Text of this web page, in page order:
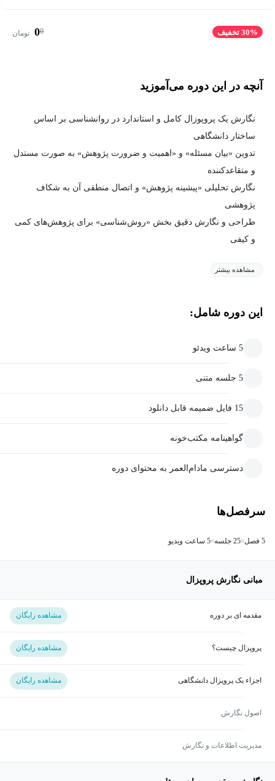
30% تخفیف 0
0 تومان
آنچه در این دوره می‌آموزید
نگارش یک پروپوزال کامل و استاندارد در روانشناسی بر اساس
ساختار دانشگاهی
تدوین «بیان مسئله» و «اهمیت و ضرورت پژوهش» به صورت مستدل
و متقاعدکننده
نگارش تحلیلی «پیشینه پژوهش» و اتصال منطقی آن به شکاف
پژوهشی
طراحی و نگارش دقیق بخش «روش‌شناسی» برای پژوهش‌های کمی
و کیفی
مشاهده بیشتر
این دوره شامل:
5 ساعت ویدئو
5 جلسه متنی
15 فایل ضمیمه قابل دانلود
گواهینامه مکتب‌خونه
دسترسی مادام‌العمر به محتوای دوره
سرفصل‌ها
5 فصل 25 جلسه 5 ساعت ویدیو
مبانی نگارش پروپزال
مقدمه ای بر دوره مشاهده رایگان
پروپزال چیست؟ مشاهده رایگان
اجزاء یک پروپزال دانشگاهی مشاهده رایگان
اصول نگارش
مدیریت اطلاعات و نگارش